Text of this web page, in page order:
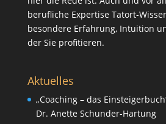
berufliche Expertise Tatort-
besondere Erfahrung, Intuition
der Sie profitieren.
Aktuelles
„Coaching – das
Dr. Anette Schunder-Hartung